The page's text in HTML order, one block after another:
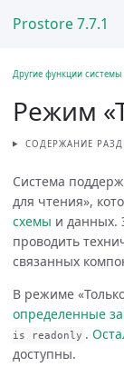
Prostore 7.7.1
Другие функции системы
Режим
СОДЕРЖАНИЕ
Система
для чтения»,
схемы и данных.
проводить
связанных
В режиме
определенные
is
readonly .
доступны.